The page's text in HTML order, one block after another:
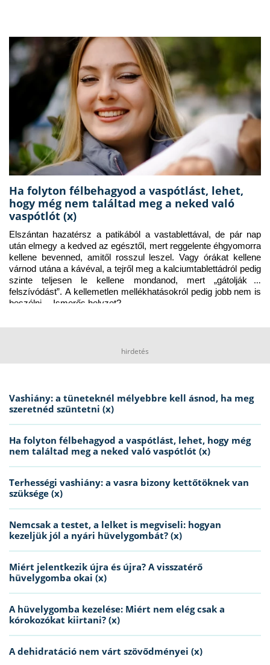
Ha folyton félbehagyod a vaspótlást, lehet,
hogy még nem találtad meg a neked való
vaspótlót (x)
Elszántan hazatérsz a patikából a vastablettával, de pár nap
után elmegy a kedved az egésztől, mert reggelente éhgyomorra
kellene bevenned, amitől rosszul leszel. Vagy órákat kellene
várnod utána a kávéval, a tejről meg a kalciumtablettádról pedig
szinte teljesen le kellene mondanod, mert „gátolják a
felszívódást”. A kellemetlen mellékhatásokról pedig jobb nem is
beszélni… Ismerős helyzet?
hirdetés
Vashiány: a tüneteknél mélyebbre kell ásnod, ha meg
szeretnéd szüntetni (x)
Ha folyton félbehagyod a vaspótlást, lehet, hogy még
nem találtad meg a neked való vaspótlót (x)
Terhességi vashiány: a vasra bizony kettőtöknek van
szüksége (x)
Nemcsak a testet, a lelket is megviseli: hogyan
kezeljük jól a nyári hüvelygombát? (x)
Miért jelentkezik újra és újra? A visszatérő
hüvelygomba okai (x)
A hüvelygomba kezelése: Miért nem elég csak a
kórokozókat kiirtani? (x)
A dehidratáció nem várt szövődményei (x)